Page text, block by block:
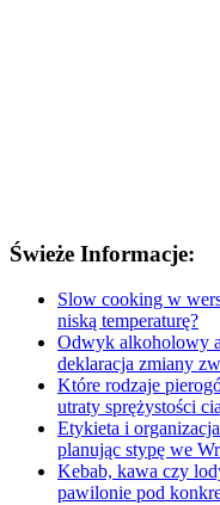
Świeże Informacje:
Slow cooking w
niską temperaturę?
Odwyk alkoholowy
deklaracja zmiany
Które rodzaje
utraty sprężystości
Etykieta i
planując stypę we
Kebab, kawa czy
pawilonie pod